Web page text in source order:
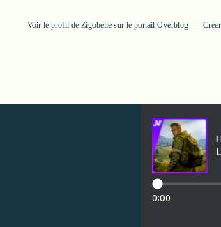
Voir le profil de Zigobellesur le portail Overblog
0:00